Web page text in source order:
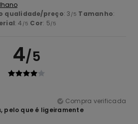
qualidade/preço: 3 /5 Tamanho:
: 4 /5 Cor: 5/5
4/5
Compra verificada
pelo que é ligeiramente